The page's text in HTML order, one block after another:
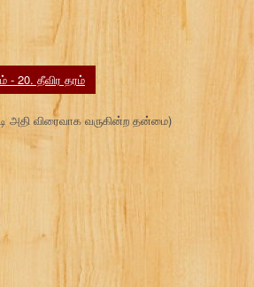
- 20. தீவிர தரம்
அதி விரைவாக வருகின்ற தன்மை)